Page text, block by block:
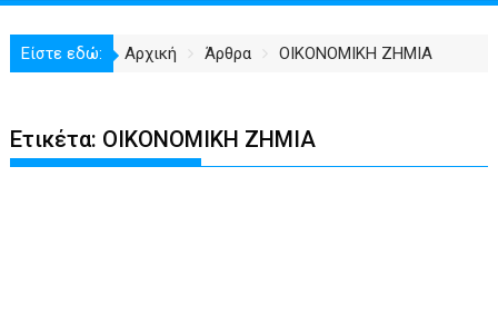
Είστε εδώ: Αρχική Άρθρα ΟΙΚΟΝΟΜΙΚΗ ΖΗΜΙΑ
Ετικέτα: ΟΙΚΟΝΟΜΙΚΗ ΖΗΜΙΑ